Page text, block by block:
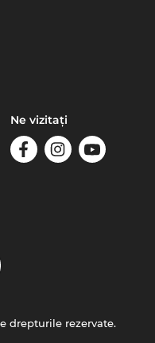
Ne vizitați
drepturile rezervate.